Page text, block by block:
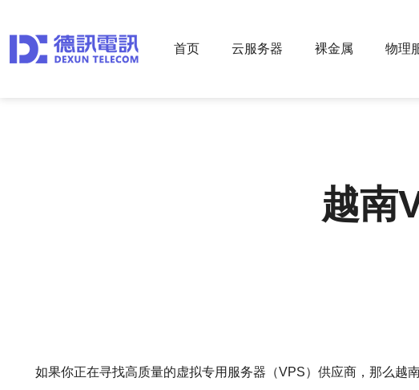
首页 云服务器 裸金属 物理
越南
如果你正在寻找高质量的虚拟专用服务器（VPS）供应商，那么